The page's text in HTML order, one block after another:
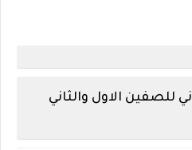
للصفين الاول والثاني